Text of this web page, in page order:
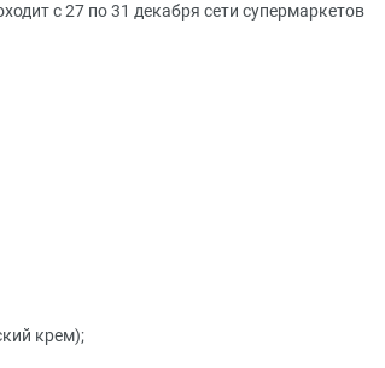
с 27 по 31 декабря сети супермаркетов
крем);